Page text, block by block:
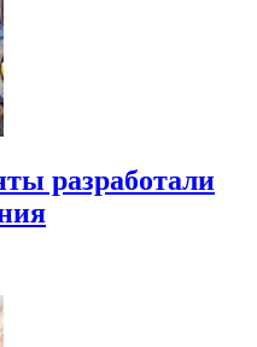
разработали